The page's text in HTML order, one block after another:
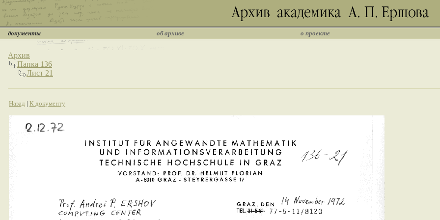
документы об архиве о проекте
Архив
Папка 136
Лист 21
Назад | К документу